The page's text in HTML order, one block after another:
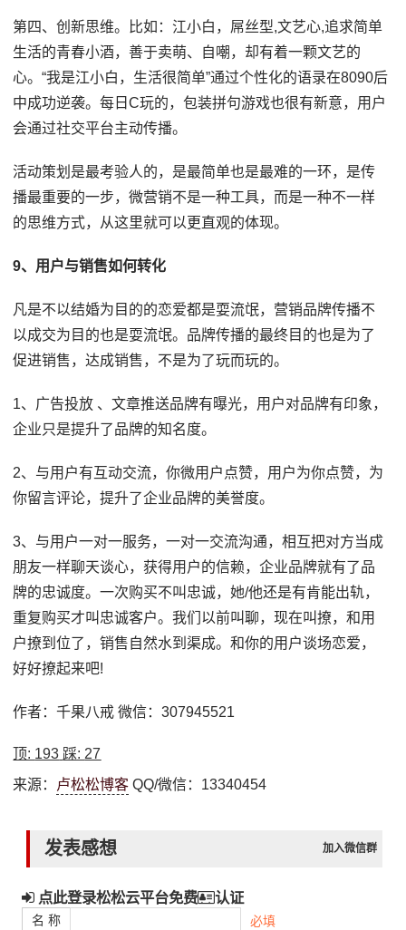
第四、创新思维。比如：江小白，屌丝型,文艺心,追求简单
生活的青春小酒，善于卖萌、自嘲，却有着一颗文艺的
心。“我是江小白，生活很简单”通过个性化的语录在8090后
中成功逆袭。每日C玩的，包装拼句游戏也很有新意，用户
会通过社交平台主动传播。
活动策划是最考验人的，是最简单也是最难的一环，是传
播最重要的一步，微营销不是一种工具，而是一种不一样
的思维方式，从这里就可以更直观的体现。
9、用户与销售如何转化
凡是不以结婚为目的的恋爱都是耍流氓，营销品牌传播不
以成交为目的也是耍流氓。品牌传播的最终目的也是为了
促进销售，达成销售，不是为了玩而玩的。
1、广告投放 、文章推送品牌有曝光，用户对品牌有印象，
企业只是提升了品牌的知名度。
2、与用户有互动交流，你微用户点赞，用户为你点赞，为
你留言评论，提升了企业品牌的美誉度。
3、与用户一对一服务，一对一交流沟通，相互把对方当成
朋友一样聊天谈心，获得用户的信赖，企业品牌就有了品
牌的忠诚度。一次购买不叫忠诚，她/他还是有肯能出轨，
重复购买才叫忠诚客户。我们以前叫聊，现在叫撩，和用
户撩到位了，销售自然水到渠成。和你的用户谈场恋爱，
好好撩起来吧!
作者：千果八戒 微信：307945521
顶: 193 踩:27
来源： 卢松松博客 QQ/微信：13340454
发表感想 加入微信群
点此登录松松云平台免费 认证
名 称 必填